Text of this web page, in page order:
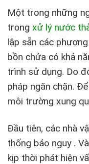
Một trong những
trong xử lý nước
lập sẵn các
bồn chứa có khả
trình sử dụng. Do
pháp ngăn chặn.
môi trường xung
Đầu tiên, các nhà
thống báo nguy .
kịp thời phát hiện